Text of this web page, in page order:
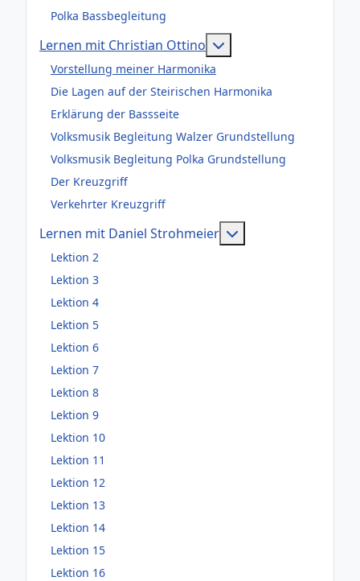
Polka Bassbegleitung
Lernen mit Christian Ottino
Vorstellung meiner Harmonika
Die Lagen auf der Steirischen Harmonika
Erklärung der Bassseite
Volksmusik Begleitung Walzer Grundstellung
Volksmusik Begleitung Polka Grundstellung
Der Kreuzgriff
Verkehrter Kreuzgriff
Lernen mit Daniel Strohmeier
Lektion 2
Lektion 3
Lektion 4
Lektion 5
Lektion 6
Lektion 7
Lektion 8
Lektion 9
Lektion 10
Lektion 11
Lektion 12
Lektion 13
Lektion 14
Lektion 15
Lektion 16